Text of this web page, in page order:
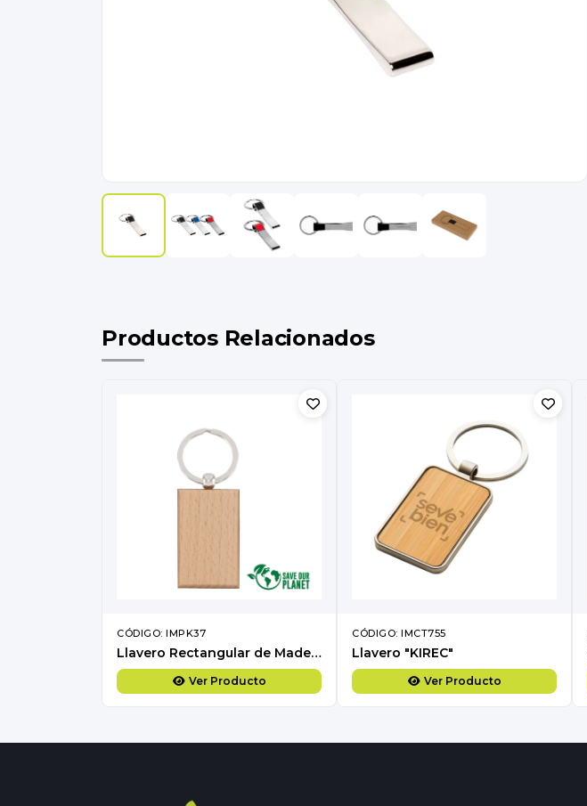
Productos Relacionados
CÓDIGO: IMPK37
Llavero Rectangular de Madera
Ver Producto
CÓDIGO: IMCT755
Llavero "KIREC"
Ver Producto